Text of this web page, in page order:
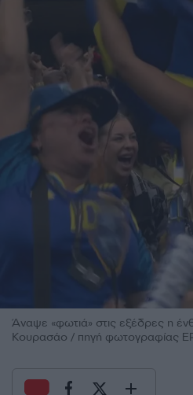
Άναψε «φωτιά» στις εξέδρες η
Κουρασάο / πηγή φωτογραφίας